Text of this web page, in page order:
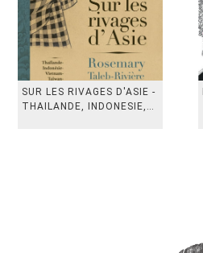
SUR LES RIVAGES D'ASIE -
THAILANDE, INDONESIE,